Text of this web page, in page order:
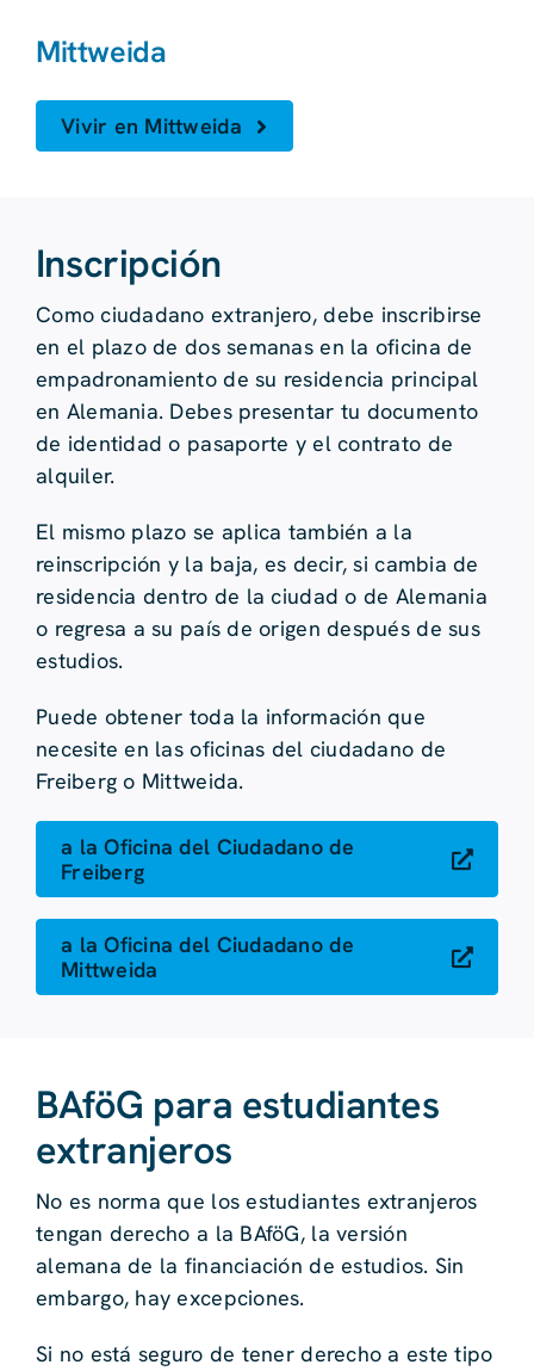
Mittweida
Vivir en Mittweida
Inscripción
Como ciudadano extranjero, debe inscribirse
en el plazo de dos semanas en la oficina de
empadronamiento de su residencia principal
en Alemania. Debes presentar tu documento
de identidad o pasaporte y el contrato de
alquiler.
El mismo plazo se aplica también a la
reinscripción y la baja, es decir, si cambia de
residencia dentro de la ciudad o de Alemania
o regresa a su país de origen después de sus
estudios.
Puede obtener toda la información que
necesite en las oficinas del ciudadano de
Freiberg o Mittweida.
a la Oficina del Ciudadano de
Freiberg
a la Oficina del Ciudadano de
Mittweida
BAföG para estudiantes
extranjeros
No es norma que los estudiantes extranjeros
tengan derecho a la BAföG, la versión
alemana de la financiación de estudios. Sin
embargo, hay excepciones.
Si no está seguro de tener derecho a este tipo